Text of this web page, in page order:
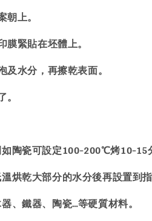
上。
緊貼在坯體上。
水分，再擦乾表面。
陶瓷可設定100-200℃烤10-
烘乾大部分的水分後再設置到
、鐵器、陶瓷…等硬質材料。